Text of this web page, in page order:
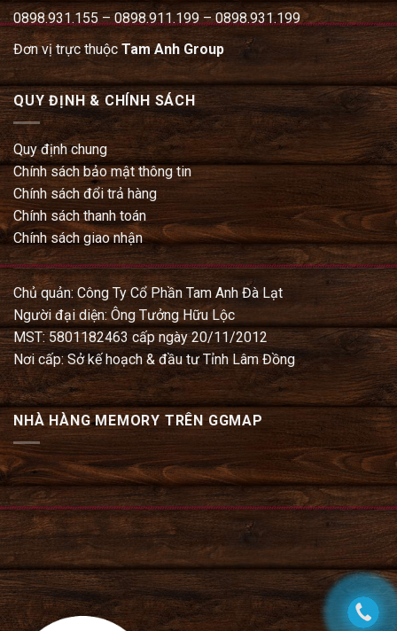
0898.931.155 – 0898.911.199 – 0898.931.199
Đơn vị trực thuộcTam Anh Group
QUY ĐỊNH & CHÍNH SÁCH
Quy định chung
Chính sách bảo mật thông tin
Chính sách đổi trả hàng
Chính sách thanh toán
Chính sách giao nhận
Chủ quản: Công Ty Cổ Phần Tam Anh Đà Lạt
Người đại diện: Ông Tưởng Hữu Lộc
MST: 5801182463 cấp ngày 20/11/2012
Nơi cấp: Sở kế hoạch & đầu tư Tỉnh Lâm Đồng
NHÀ HÀNG MEMORY TRÊN GGMAP